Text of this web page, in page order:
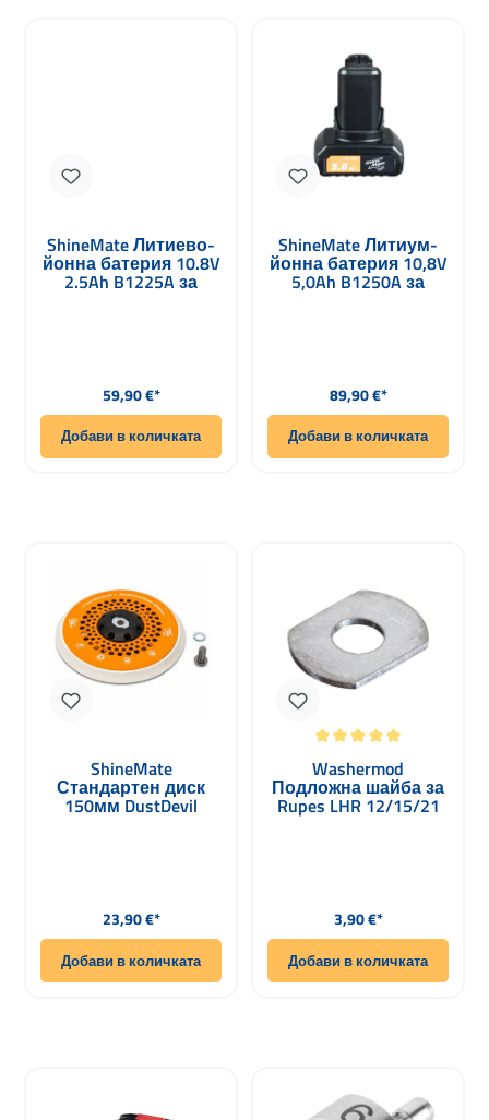
ShineMate Литиево-
йонна батерия 10.8V
2.5Ah B1225A за
Редовна цена:
59,90 €*
Добави в количката
ShineMate Литиум-
йонна батерия 10,8V
5,0Ah B1250A за
Редовна цена:
89,90 €*
Добави в количката
ShineMate
Стандартен диск
150мм DustDevil
Редовна цена:
23,90 €*
Добави в количката
Средна оценка за 5 от 5 звезди
Washermod
Подложна шайба за
Rupes LHR 12/15/21
Duetto Mark III, Mark II,
Редовна цена:
3,90 €*
Добави в количката